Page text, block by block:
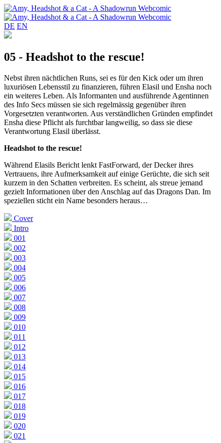
DE EN
05 - Headshot to the rescue!
Nebst ihren nächtlichen Runs, sei es für den Kick oder um ihren
luxuriösen Lebensstil zu finanzieren, führen Elasil und Ensha noch
ein weiteres Leben. Als Informanten und ausführende Agentinnen
des Info Secs müssen sie sich regelmässig gegenüber ihren
Vorgesetzten verantworten. Aus verständlichen Gründen empfindet
Ensha diese Pflicht als furchtbar langweilig, so dass sie diese
Verantwortung Elasil überlässt.
Headshot to the rescue!
Während Elasils Bericht lenkt FastForward, der Decker ihres
Vertrauens, ihre Aufmerksamkeit auf einige Gerüchte, die sich seit
kurzem in den Schatten verbreiten. Es scheint, als streue jemand
gezielt Informationen über den Anschlag auf das Dragons Dan. Im
speziellen sticht ein Name besonders heraus…
Cover
Intro
001
002
003
004
005
006
007
008
009
010
011
012
013
014
015
016
017
018
019
020
021